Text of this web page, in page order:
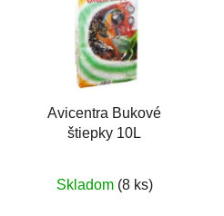
Avicentra Bukové
štiepky 10L
Skladom (8 ks)